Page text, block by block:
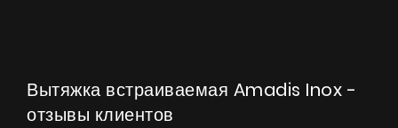
Вытяжка встраиваемая Amadis Inox -
отзывы клиентов